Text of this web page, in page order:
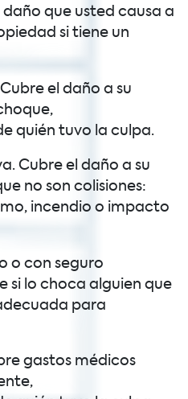
que usted causa a
si tiene un
Cubre el daño a su
quién tuvo la culpa.
Cubre el daño a su
no son colisiones:
incendio o impacto
o con seguro
si lo choca alguien que
para
gastos médicos